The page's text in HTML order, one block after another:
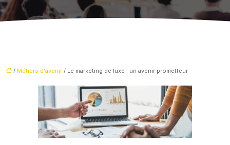
/ Métiers d'avenir / Le marketing de luxe : un avenir prometteur